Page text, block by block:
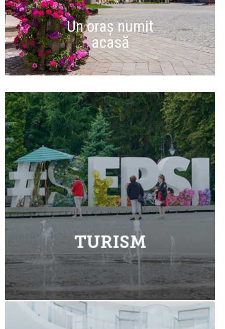
Un oraș numit
acasă